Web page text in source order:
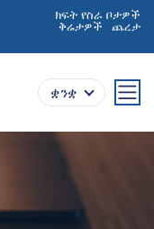
ክፍት የስራ ቦታዎች
ቅሬታዎች
ጨረታ
ቋንቋ